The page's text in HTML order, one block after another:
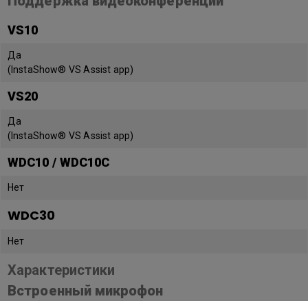
VS10
Да
(InstaShow® VS Assist app)
VS20
Да
(InstaShow® VS Assist app)
WDC10 / WDC10C
Нет
WDC30
Нет
Характеристики
Встроенный микрофон